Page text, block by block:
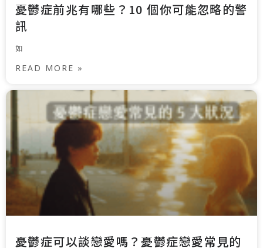
憂鬱症前兆有哪些？10 個你可能忽略的警
訊
如
READ MORE »
憂鬱症可以談戀愛嗎？憂鬱症戀愛常見的